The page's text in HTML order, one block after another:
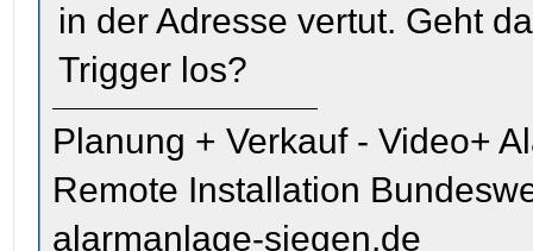
in der Adresse vertut. Geht
Trigger los?
Planung + Verkauf - Video+
Remote Installation
alarmanlage-siegen.de